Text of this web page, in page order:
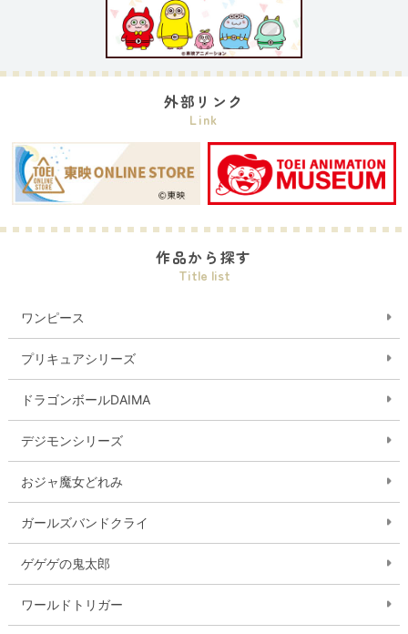
外部リンク
Link
作品から探す
Title list
ワンピース
プリキュアシリーズ
ドラゴンボールDAIMA
デジモンシリーズ
おジャ魔女どれみ
ガールズバンドクライ
ゲゲゲの鬼太郎
ワールドトリガー